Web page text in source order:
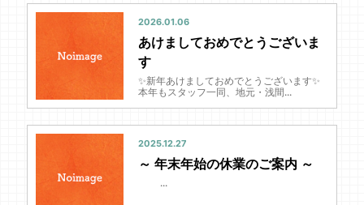
2026.01.06
あけましておめでとうございま
す
✨新年あけましておめでとうございます✨
本年もスタッフ一同、地元・浅間...
2025.12.27
～ 年末年始の休業のご案内 ～
...